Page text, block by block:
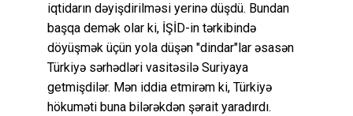
iqtidarın dəyişdirilməsi yerinə düşdü. Bundan
başqa demək olar ki, İŞİD-in tərkibində
döyüşmək üçün yola düşən "dindar"lar əsasən
Türkiyə sərhədləri vasitəsilə Suriyaya
getmişdilər. Mən iddia etmirəm ki, Türkiyə
hökuməti buna bilərəkdən şərait yaradırdı.